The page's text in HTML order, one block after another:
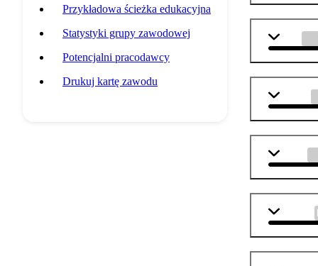
Przykładowa ścieżka edukacyjna
Statystyki grupy zawodowej
Potencjalni pracodawcy
Drukuj kartę zawodu